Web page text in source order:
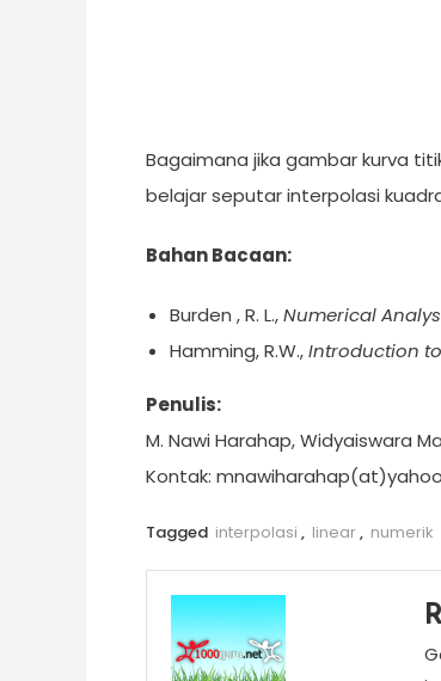
Bagaimana jika gambar kurva
belajar seputar interpolasi
BahanBacaan:
Burden , R. L.,Numerical
Hamming, R.W.,Introduction
Penulis:
M. Nawi Harahap, Widyaiswara
Kontak:
Tagged interpolasi , linear, numerik